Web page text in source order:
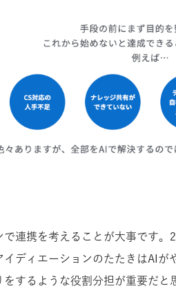
で連携を考えることが大事です
イディエーションのたたきはAI
するような役割分担が重要だと